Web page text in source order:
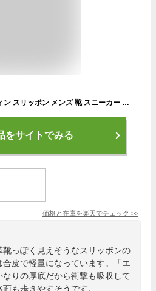
【18日限定★P8倍】 エドウィン スリッポン メンズ 靴 スニーカー 黒 ブラック 茶色 ブラウン 軽量 軽い 防水 雨の日 サイドゴア 厚底 合皮 フェイクレザー 通勤 歩きやすい 履きやすい きれいめ ブランド EDWIN EDM-275
をサイトでみる
価格と在庫を楽天でチェック >>
靴っぽく見えそうなスリッポンの
皮で軽量になっています。「エ
なりの厚底だから衝撃も吸収して
も歩きやすそうです。